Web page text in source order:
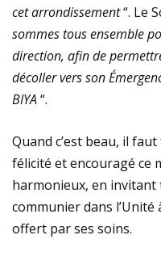
cet arrondissement“. Le
sommes tous ensemble
direction, afin de
décoller vers son
BIYA“.
Quand c’est beau, il
félicité et encouragé ce
harmonieux, en invitant
communier dans
offert par ses soins.